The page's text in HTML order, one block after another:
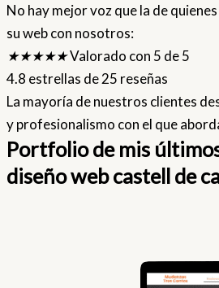
No hay mejor voz que la de
su web con nosotros:
★★★★★Valorado con 5 de 5
4.8 estrellas de 25 reseñas
La mayoría de nuestros clientes
y profesionalismo con el que
Portfolio de mis
diseño web castell de